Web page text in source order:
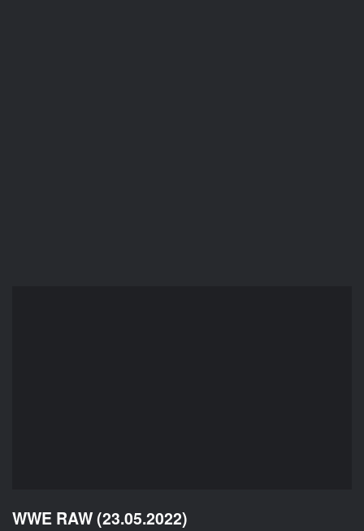
WWE RAW (23.05.2022)